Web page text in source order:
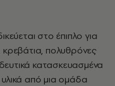
στο έπιπλο για
κρεβάτια, πολυθρόνες
κατασκευασμένα
από μια ομάδα